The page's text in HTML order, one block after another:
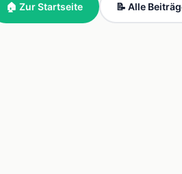
🏠 Zur Startseite 📝 Alle